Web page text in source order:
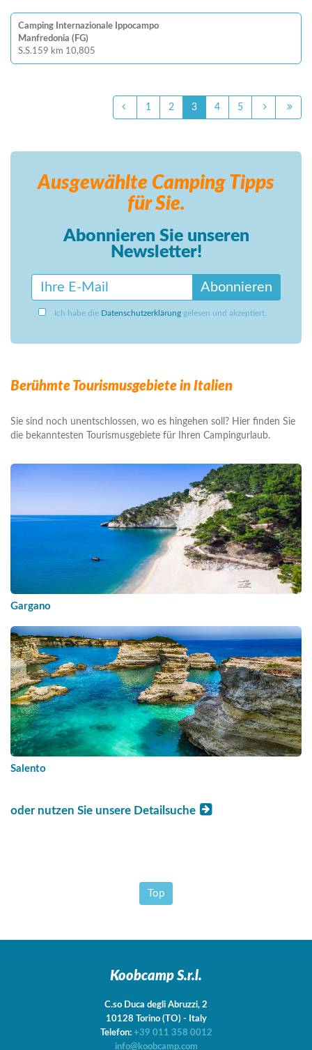
Camping Internazionale Ippocampo
Manfredonia (FG)
S.S.159 km 10,805
1 2 3 4 5
Ausgewählte Camping Tipps
für Sie.
Abonnieren Sie unseren
Newsletter!
Abonnieren
Ich habe die Datenschutzerklärung gelesen und akzeptiert.
Berühmte Tourismusgebiete in Italien
Sie sind noch unentschlossen, wo es hingehen soll? Hier finden Sie
die bekanntesten Tourismusgebiete für Ihren Campingurlaub.
Gargano
Salento
oder nutzen Sie unsere Detailsuche
Top
Koobcamp S.r.l.
C.so Duca degli Abruzzi, 2
10128 Torino (TO) - Italy
Telefon: +39 011 358 0012
info@koobcamp.com